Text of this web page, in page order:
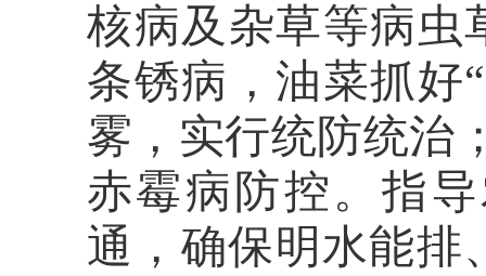
核病及杂草等病虫
条锈病，油菜抓好
雾，实行统防统治
赤霉病防控。指
通，确保明水能排